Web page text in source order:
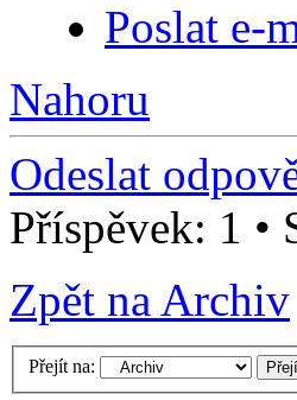
Poslat e-
Nahoru
Odeslat
Příspěvek: 1 •
Zpět na Archiv
Přejít na: